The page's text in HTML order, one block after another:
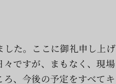
た。ここに御礼申し上げ
ですが、まもなく、現場
、今後の予定をすべてキ